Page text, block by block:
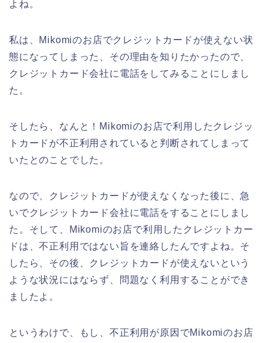
よね。
私は、Mikomiのお店でクレジットカードが使えない状
態になってしまった、その理由を知りたかったので、
クレジットカード会社に電話をしてみることにしまし
た。
そしたら、なんと！Mikomiのお店で利用したクレジッ
トカードが不正利用されていると判断されてしまって
いたとのことでした。
なので、クレジットカードが使えなくなった後に、急
いでクレジットカード会社に電話をすることにしまし
た。そして、Mikomiのお店で利用したクレジットカー
ドは、不正利用ではない旨を連絡したんですよね。そ
したら、その後、クレジットカードが使えないという
ような状況にはならず、問題なく利用することができ
ましたよ。
というわけで、もし、不正利用が原因でMikomiのお店